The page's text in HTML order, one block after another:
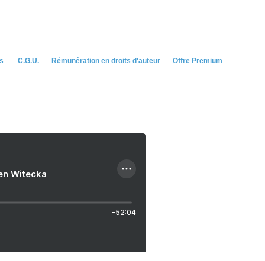
C.G.U. Rémunération en droits d'auteur
Offre Premium
Witecka
-52:04